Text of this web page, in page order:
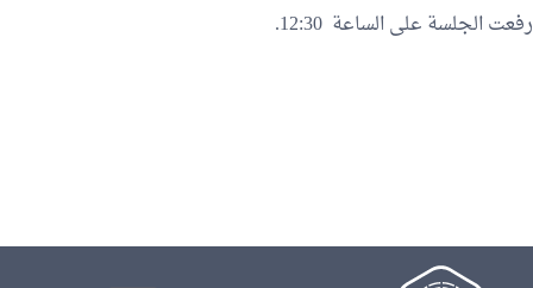
رفعت الجلسة على الساعة 12:30.